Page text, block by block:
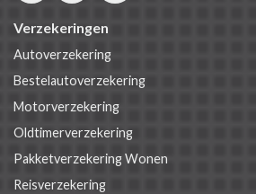
Verzekeringen
Autoverzekering
Bestelautoverzekering
Motorverzekering
Oldtimerverzekering
Pakketverzekering Wonen
Reisverzekering